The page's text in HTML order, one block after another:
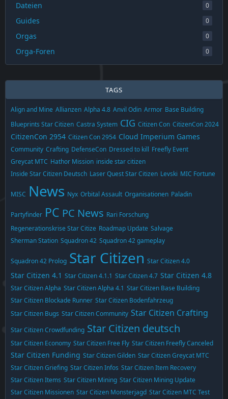
Dateien 0
Guides 0
Orgas 0
Orga-Foren 0
TAGS
Align and Mine Allianzen Alpha 4.8 Anvil Odin Armor Base Building
Blueprints Star Citizen Castra System CIG Citizen Con CitizenCon 2024
CitizenCon 2954 Citizen Con 2954 Cloud Imperium Games
Community Crafting DefenseCon Dressed to kill Freefly Event
Greycat MTC Hathor Mission inside star citizen
Inside Star Citizen Deutsch Laser Quest Star Citizen Levski MIC Fortune
MISC News Nyx Orbital Assault Organisationen Paladin
Partyfinder PC PC News Rari Forschung
Regenerationskrise Star Citize Roadmap Update Salvage
Sherman Station Squadron 42 Squadron 42 gameplay
Squadron 42 Prolog Star Citizen Star Citizen 4.0
Star Citizen 4.1 Star Citizen 4.1.1 Star Citizen 4.7 Star Citizen 4.8
Star Citizen Alpha Star Citizen Alpha 4.1 Star Citizen Base Building
Star Citizen Blockade Runner Star Citizen Bodenfahrzeug
Star Citizen Bugs Star Citizen Community Star Citizen Crafting
Star Citizen Crowdfunding Star Citizen deutsch
Star Citizen Economy Star Citizen Free Fly Star Citizen Freefly Canceled
Star Citizen Funding Star Citizen Gilden Star Citizen Greycat MTC
Star Citizen Griefing Star Citizen Infos Star Citizen Item Recovery
Star Citizen Items Star Citizen Mining Star Citizen Mining Update
Star Citizen Missionen Star Citizen Monsterjagd Star Citizen MTC Test